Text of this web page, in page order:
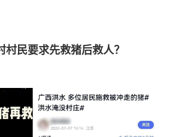
村民要求先救猪后救人？